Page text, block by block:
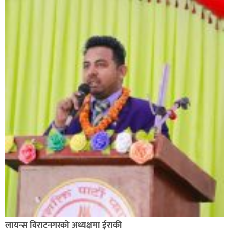
लायन्स विराटनगरको अध्यक्षमा ईराकी